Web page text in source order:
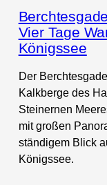
Vier Tage
Königssee
Der
Kalkberge des
Steinernen
mit großen
ständigem Blick
Königssee.